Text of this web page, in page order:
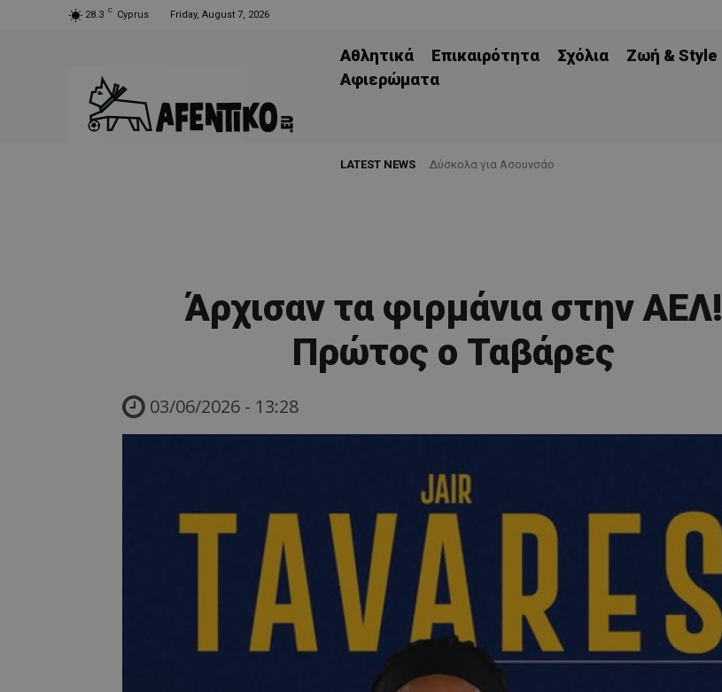
28.3 C Cyprus Friday, August 7, 2026
Αθλητικά Επικαιρότητα Σχόλια Ζωή & Style
Aφιερώματα
LATEST NEWS Δύσκολα για Ασουνσάο
Άρχισαν τα φιρμάνια στην ΑΕΛ!
Πρώτος ο Ταβάρες
03/06/2026 - 13:28